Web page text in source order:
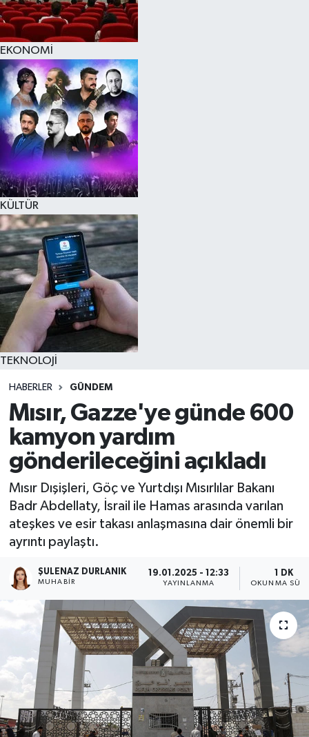
EKONOMİ
KÜLTÜR
TEKNOLOJİ
HABERLER GÜNDEM
Mısır, Gazze'ye günde 600
kamyon yardım
gönderileceğini açıkladı
Mısır Dışişleri, Göç ve Yurtdışı Mısırlılar Bakanı
Badr Abdellaty, İsrail ile Hamas arasında varılan
ateşkes ve esir takası anlaşmasına dair önemli bir
ayrıntı paylaştı.
ŞULENAZ DURLANIK
MUHABIR
19.01.2025 - 12:33
YAYINLANMA
1 DK
OKUNMA